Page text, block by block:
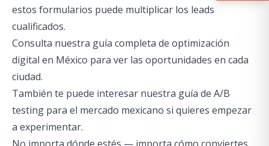
estos formularios puede multiplicar los leads
cualificados.
Consulta nuestra guía completa de optimización
digital en México para ver las oportunidades en cada
ciudad.
También te puede interesar nuestra guía de A/B
testing para el mercado mexicano si quieres empezar
a experimentar.